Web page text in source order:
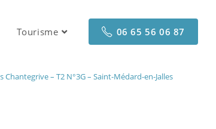
Tourisme 06 65 56 06 87
Chantegrive – T2 N°3G – Saint-Médard-en-Jalles